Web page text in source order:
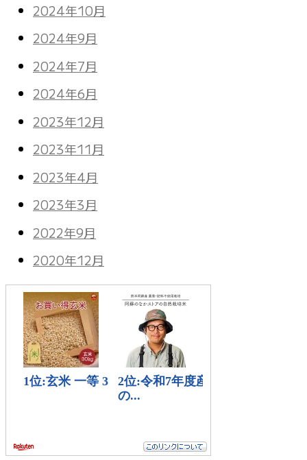
2024年10月
2024年9月
2024年7月
2024年6月
2023年12月
2023年11月
2023年4月
2023年3月
2022年9月
2020年12月